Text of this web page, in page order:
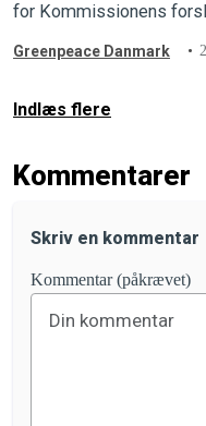
for Kommissionens
Greenpeace Danmark
Indlæs flere
Kommentarer
Skriv en kommentar
Kommentar (påkrævet)